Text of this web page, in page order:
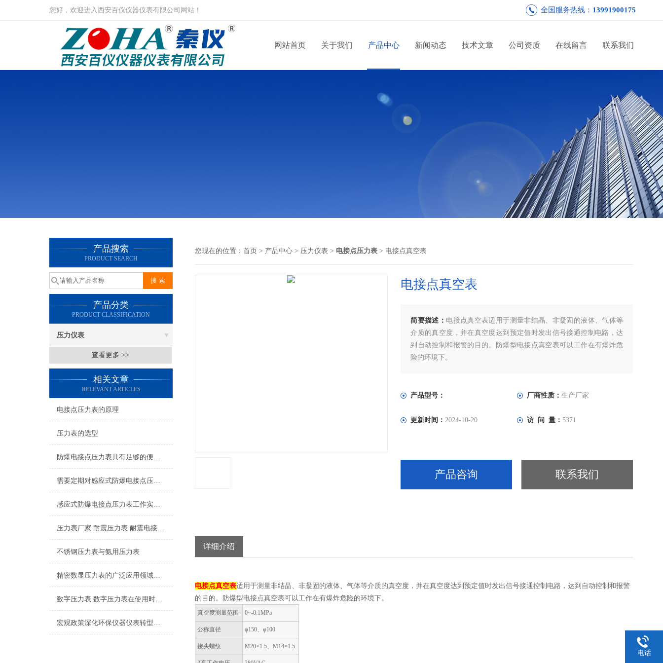
您好，欢迎进入西安百仪仪器仪表有限公司网站！ 全国服务热线： 13991900175
网站首页 关于我们 产品中心 新闻动态 技术文章 公司资质 在线留言 联系我们
产品搜索
PRODUCT SEARCH
产品分类
PRODUCT CLASSIFICATION
压力仪表
查看更多 >>
相关文章
RELEVANT ARTICLES
电接点压力表的原理
压力表的选型
防爆电接点压力表具有足够的便携性，方便操作人员进行测试和调整
需要定期对感应式防爆电接点压力表进行检修维护
感应式防爆电接点压力表工作实现的控制目的
压力表厂家 耐震压力表 耐震电接点压力表 隔膜压力表
不锈钢压力表与氨用压力表
精密数显压力表的广泛应用领域和使用时的注意事项
数字压力表 数字压力表在使用时应注意的地方
宏观政策深化环保仪器仪表转型发展
您现在的位置： 首页 > 产品中心 > 压力仪表 > 电接点压力表 > 电接点真空表
电接点真空表
简要描述： 电接点真空表适用于测量非结晶、非凝固的液体、气体等
介质的真空度，并在真空度达到预定值时发出信号接通控制电路，达
到自动控制和报警的目的。防爆型电接点真空表可以工作在有爆炸危
险的环境下。
产品型号： 厂商性质： 生产厂家
更新时间：2024-10-20 访 问 量： 5371
产品咨询 联系我们
详细介绍
电接点真空表适用于测量非结晶、非凝固的液体、气体等介质的真空度，并在真空度达到预定值时发出信号接通控制电路，达到自动控制和报警
的目的。防爆型电接点真空表可以工作在有爆炸危险的环境下。
真空度测量范围 0~-0.1MPa
公称直径 φ150、φ100
接头螺纹 M20×1.5、M14×1.5
电话